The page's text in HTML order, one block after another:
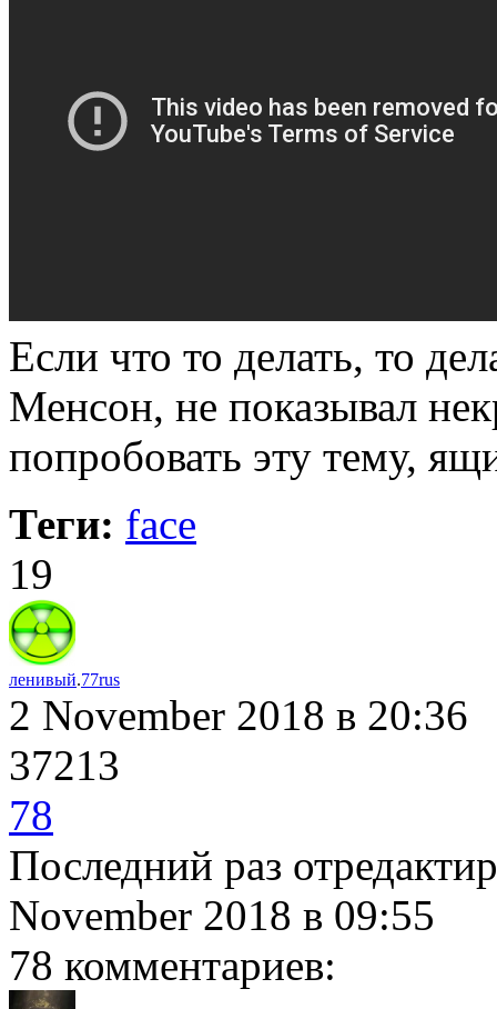
Если что то делать, то
Менсон, не показывал
попробовать эту тему,
Теги: face
19
ленивый.77rus
2 November 2018 в 20:36
37213
78
Последний раз
November 2018 в 09:55
78 комментариев: